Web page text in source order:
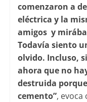
comenzaron a
eléctrica y la
amigos y
Todavía siento
olvido. Incluso,
ahora que no
destruida
cemento”, evoca